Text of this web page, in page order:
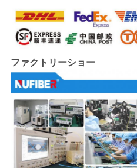
ファクトリーショー